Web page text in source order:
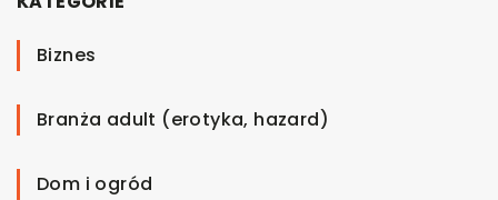
Biznes
Branża adult (erotyka, hazard)
Dom i ogród